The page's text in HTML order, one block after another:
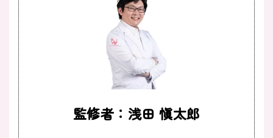
監修者：浅田 愼太郎